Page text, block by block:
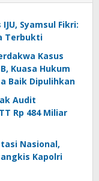
Syamsul Fikri:
Terbukti
Kasus
Kuasa Hukum
Baik Dipulihkan
Audit
Rp 484 Miliar
Nasional,
Kapolri